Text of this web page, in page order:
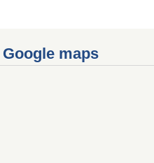
Google maps